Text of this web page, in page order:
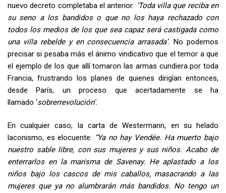
nuevo decreto completaba el anterior: ‘Toda villa que reciba en
su seno a los bandidos o que no los haya rechazado con
todos los medios de los que sea capaz será castigada como
una villa rebelde y en consecuencia arrasada’.No podemos
precisar si pesaba más el ánimo vindicativo que el temor a que
el ejemplo de los que allí tomaron las armas cundiera por toda
Francia, frustrando los planes de quienes dirigían entonces,
desde París, un proceso que acertadamente se ha
llamado ‘sobrerrevolución’.
En cualquier caso, la carta de Westermann, en su helado
laconismo, es elocuente: “Ya no hay Vendée. Ha muerto bajo
nuestro sable libre, con sus mujeres y sus niños. Acabo de
enterrarlos en la marisma de Savenay. He aplastado a los
niños bajo los cascos de mis caballos, masacrando a las
mujeres que ya no alumbrarán más bandidos. No tengo un